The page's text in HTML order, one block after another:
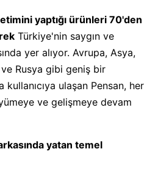
yaptığı ürünleri 70'den
Türkiye'nin saygın ve
yer alıyor. Avrupa, Asya,
Rusya gibi geniş bir
ulaşan Pensan, her
ve gelişmeye devam
yatan temel